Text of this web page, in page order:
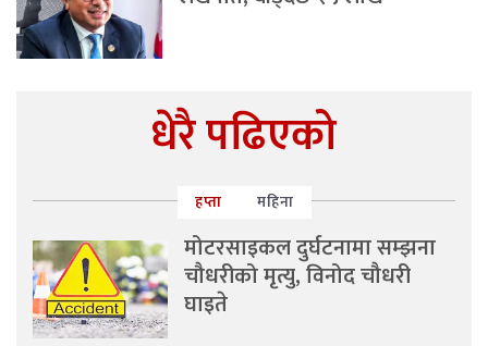
धेरै पढिएको
हप्ता महिना
मोटरसाइकल दुर्घटनामा सम्झना
चौधरीको मृत्यु, विनोद चौधरी
घाइते